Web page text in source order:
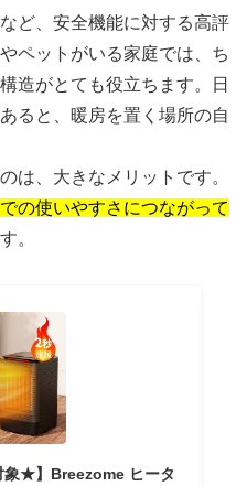
ど、安全機能に対する高評
ペットがいる家庭では、ち
造がとても役立ちます。日
ると、暖房を置く場所の自
は、大きなメリットです。
の使いやすさにつながって
。
象★】Breezome ヒータ